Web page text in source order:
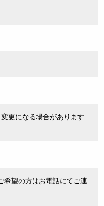
更になる場合があります
希望の方はお電話にてご連